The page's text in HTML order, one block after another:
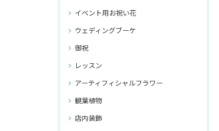
イベント用お祝い花
ウェディングブーケ
御祝
レッスン
アーティフィシャルフラワー
観葉植物
店内装飾